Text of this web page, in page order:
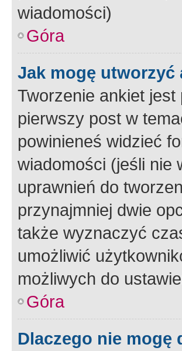
wiadomości)
Góra
Jak mogę utworzyć
Tworzenie ankiet
pierwszy post w
powinieneś widzieć
wiadomości (jeśli nie
uprawnień do
przynajmniej dwie
także wyznaczyć
umożliwić
możliwych do
Góra
Dlaczego nie mogę